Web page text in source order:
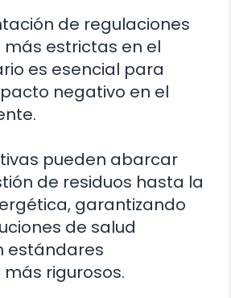
de regulaciones
estrictas en el
es esencial para
negativo en el
pueden abarcar
de residuos hasta la
garantizando
de salud
estándares
rigurosos.